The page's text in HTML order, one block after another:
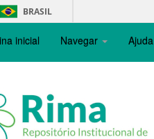
BRASIL
inicial Navegar Ajuda